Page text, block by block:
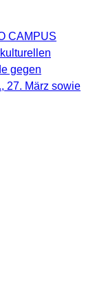
CAMPUS
gegen
27. März sowie